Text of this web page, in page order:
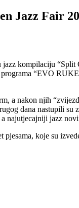
Jazz Fair
kompilaciju
programa “EVO
a nakon njih
dana nastupili
najutjecajniji jazz
koje su